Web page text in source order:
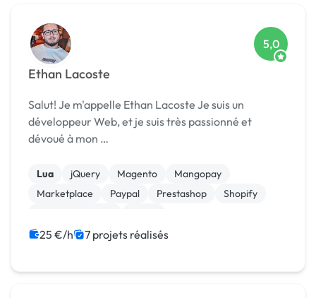
Ethan Lacoste
5,0
Salut! Je m'appelle Ethan Lacoste Je suis un
développeur Web, et je suis très passionné et
dévoué à mon …
Lua jQuery Magento
Mangopay
Marketplace
Paypal Prestashop
Shopify
25 €/h 7 projets réalisés